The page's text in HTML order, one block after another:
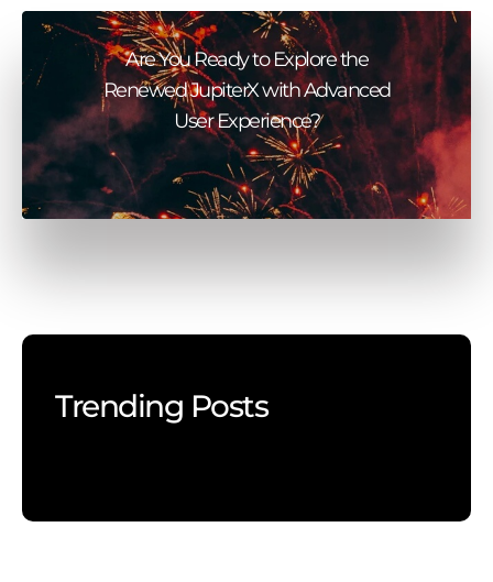
Are You Ready to Explore the
Renewed JupiterX with Advanced
User Experience?
Trending Posts